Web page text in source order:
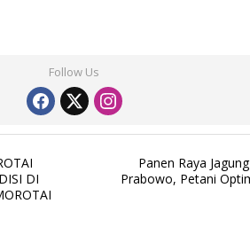
Follow Us
DI
Panen Raya
Prabowo, Petani